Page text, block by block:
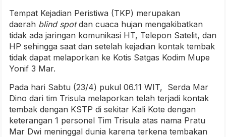
Tempat Kejadian Peristiwa (TKP) merupakan
daerah blind spotdan cuaca hujan mengakibatkan
tidak ada jaringan komunikasi HT, Telepon Satelit, dan
HP sehingga saat dan setelah kejadian kontak tembak
tidak dapat melaporkan ke Kotis Satgas Kodim Mupe
Yonif 3 Mar.
Pada hari Sabtu (23/4) pukul 06.11 WIT, Serda Mar
Dino dari tim Trisula melaporkan telah terjadi kontak
tembak dengan KSTP di sekitar Kali Kote dengan
keterangan 1 personel Tim Trisula atas nama Pratu
Mar Dwi meninggal dunia karena terkena tembakan